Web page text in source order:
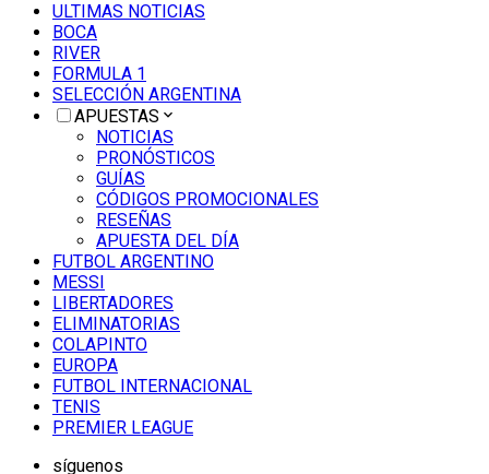
ULTIMAS NOTICIAS
BOCA
RIVER
FORMULA 1
SELECCIÓN ARGENTINA
APUESTAS
NOTICIAS
PRONÓSTICOS
GUÍAS
CÓDIGOS PROMOCIONALES
RESEÑAS
APUESTA DEL DÍA
FUTBOL ARGENTINO
MESSI
LIBERTADORES
ELIMINATORIAS
COLAPINTO
EUROPA
FUTBOL INTERNACIONAL
TENIS
PREMIER LEAGUE
síguenos